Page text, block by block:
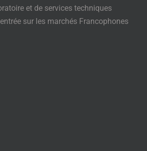
et de services techniques
sur les marchés Francophones